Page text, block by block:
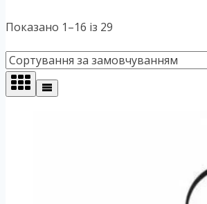
Показано 1–16 із 29